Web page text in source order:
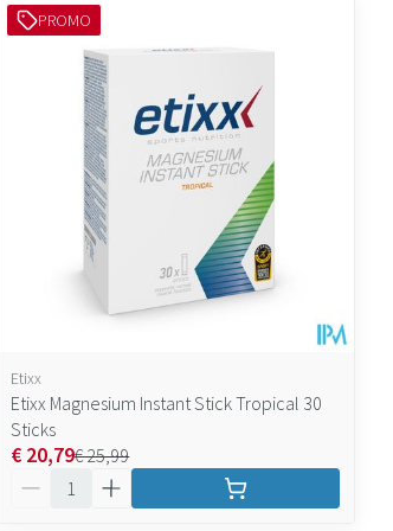
PROMO
Etixx
Etixx Magnesium Instant Stick Tropical 30
Sticks
€ 25,99
€ 20,79